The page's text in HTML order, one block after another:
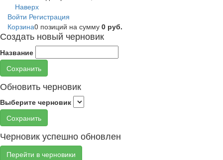
Наверх
Войти Регистрация
Корзина0 позиций на сумму 0 руб.
Создать новый черновик
Название
Сохранить
Обновить черновик
Выберите черновик
Сохранить
Черновик успешно обновлен
Перейти в черновики